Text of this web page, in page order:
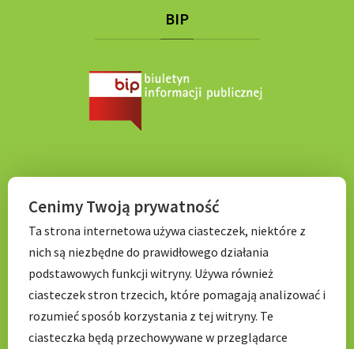
BIP
Tel. 71 798 67 99
E-mail:sekretariat.p056@wroclawskaedukacja.pl
Godziny otwarcia:
7:00 – 17: 00
Cenimy Twoją prywatność
Ta strona internetowa używa ciasteczek, niektóre z
nich są niezbędne do prawidłowego działania
podstawowych funkcji witryny. Używa również
ciasteczek stron trzecich, które pomagają analizować i
rozumieć sposób korzystania z tej witryny. Te
ciasteczka będą przechowywane w przeglądarce